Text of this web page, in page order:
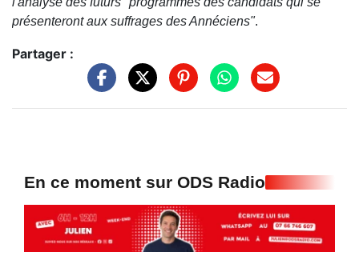
présenteront aux suffrages des Annéciens".
Partager :
En ce moment sur ODS Radio